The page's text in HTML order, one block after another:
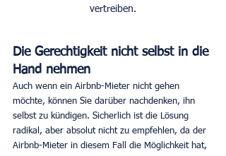
vertreiben.
Die Gerechtigkeit nicht selbst in die
Hand nehmen
Auch wenn ein Airbnb-Mieter nicht gehen
möchte, können Sie darüber nachdenken, ihn
selbst zu kündigen. Sicherlich ist die Lösung
radikal, aber absolut nicht zu empfehlen, da der
Airbnb-Mieter in diesem Fall die Möglichkeit hat,